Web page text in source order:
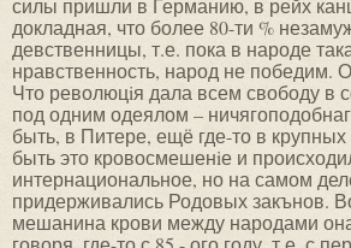
силы пришли в Германию, в рейх
докладная, что более 80-ти %
девственницы, т.е. пока в народе
нравственность, народ не победим.
Что революцiя дала всем свободу в
под одним одеялом –
быть, в Питере, ещё где-то в
быть это кровосмешенiе и
интернациональное, но на самом
придерживались Родовых закънов.
мешанина крови между народами